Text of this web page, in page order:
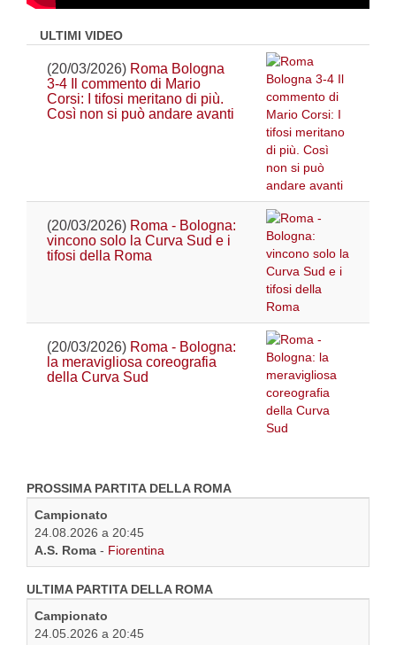
ULTIMI VIDEO
(20/03/2026) Roma Bologna
3-4 Il commento di Mario
Corsi: I tifosi meritano di più.
Così non si può andare avanti
(20/03/2026) Roma - Bologna:
vincono solo la Curva Sud e i
tifosi della Roma
(20/03/2026) Roma - Bologna:
la meravigliosa coreografia
della Curva Sud
PROSSIMA PARTITA DELLA ROMA
Campionato
24.08.2026 a 20:45
A.S. Roma - Fiorentina
ULTIMA PARTITA DELLA ROMA
Campionato
24.05.2026 a 20:45